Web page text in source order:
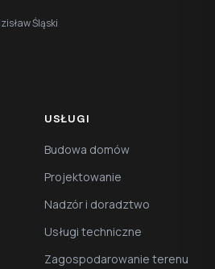
Śląski
USŁUGI
Budowa domów
Projektowanie
Nadzór i doradztwo
Usługi techniczne
Zagospodarowanie terenu